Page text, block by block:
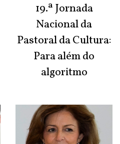
19.ª Jornada
Nacional da
Pastoral da Cultura:
Para além do
algoritmo